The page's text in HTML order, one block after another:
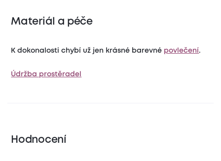
Materiál a péče
K dokonalosti chybí už jen krásné barevné povlečení .
Údržba prostěradel
Hodnocení